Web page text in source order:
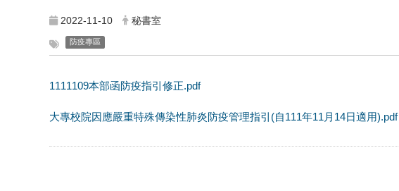
2022-11-10 秘書室
防疫專區
1111109本部函防疫指引修正.pdf
大專校院因應嚴重特殊傳染性肺炎防疫管理指引(自111年11月14日適用).pdf